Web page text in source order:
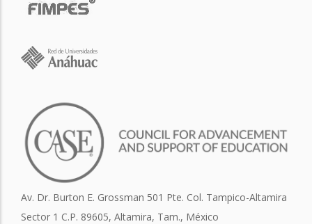
Av. Dr. Burton E. Grossman 501 Pte. Col. Tampico-Altamira
Sector 1 C.P. 89605, Altamira, Tam., México